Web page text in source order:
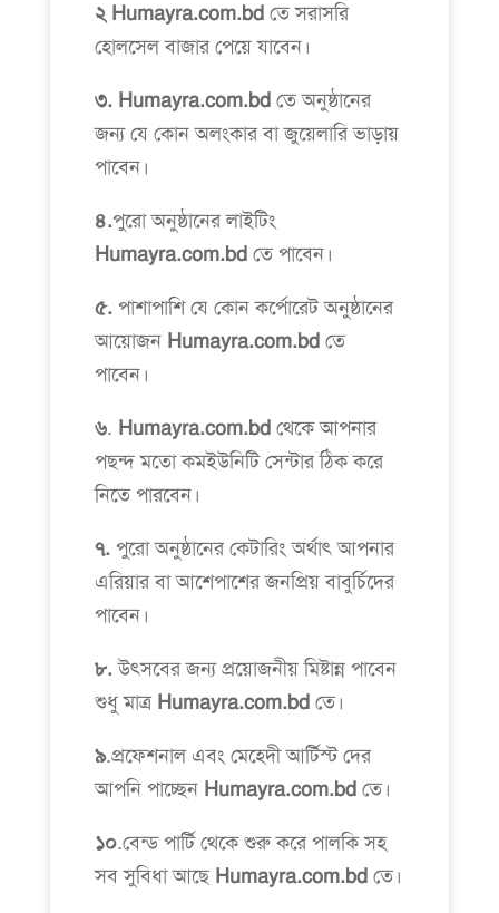
২ Humayra.com.bdতে সরাসরি
হোলসেল বাজার পেয়ে যাবেন।
৩. Humayra.com.bdতে অনুষ্ঠানের
জন্য যে কোন অলংকার বা জুয়েলারি ভাড়ায়
পাবেন।
৪.পুরো অনুষ্ঠানের লাইটিং
Humayra.com.bdতে পাবেন।
৫.পাশাপাশি যে কোন কর্পোরেট অনুষ্ঠানের
আয়োজন Humayra.com.bdতে
পাবেন।
৬. Humayra.com.bdথেকে আপনার
পছন্দ মতো কমইউনিটি সেন্টার ঠিক করে
নিতে পারবেন।
৭.পুরো অনুষ্ঠানের কেটারিং অর্থাৎ আপনার
এরিয়ার বা আশেপাশের জনপ্রিয় বাবুর্চিদের
পাবেন।
৮.উৎসবের জন্য প্রয়োজনীয় মিষ্টান্ন পাবেন
শুধু মাত্র Humayra.com.bdতে।
৯.প্রফেশনাল এবং মেহেদী আর্টিস্ট দের
আপনি পাচ্ছেন Humayra.com.bdতে।
১০.বেন্ড পার্টি থেকে শুরু করে পালকি সহ
সব সুবিধা আছে Humayra.com.bdতে।